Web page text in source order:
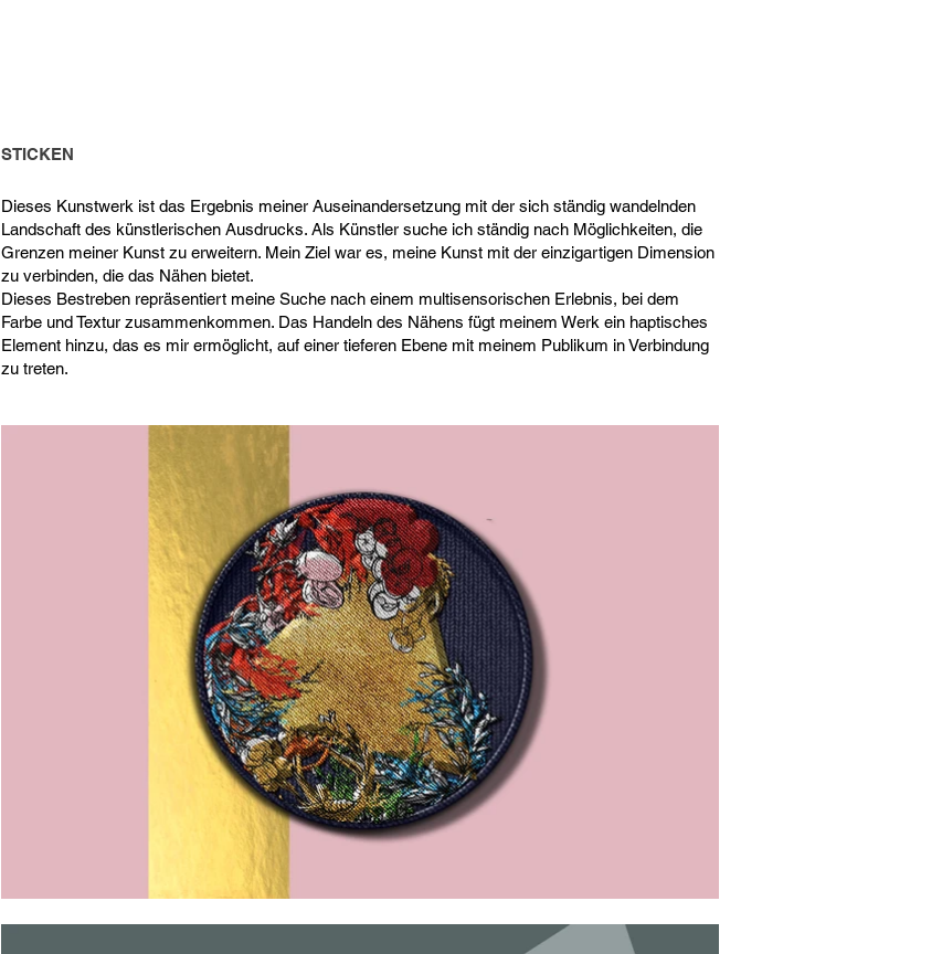
STICKEN
Dieses Kunstwerk ist das Ergebnis meiner Auseinandersetzung mit der sich ständig wandelnden
Landschaft des künstlerischen Ausdrucks. Als Künstler suche ich ständig nach Möglichkeiten, die
Grenzen meiner Kunst zu erweitern. Mein Ziel war es, meine Kunst mit der einzigartigen Dimension
zu verbinden, die das Nähen bietet.
Dieses Bestreben repräsentiert meine Suche nach einem multisensorischen Erlebnis, bei dem
Farbe und Textur zusammenkommen. Das Handeln des Nähens fügt meinem Werk ein haptisches
Element hinzu, das es mir ermöglicht, auf einer tieferen Ebene mit meinem Publikum in Verbindung
zu treten.